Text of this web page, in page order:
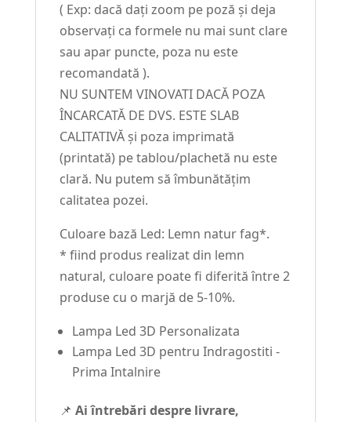
( Exp: dacă dați zoom pe poză și deja
observați ca formele nu mai sunt clare
sau apar puncte, poza nu este
recomandată ).
NU SUNTEM VINOVATI DACĂ POZA
ÎNCARCATĂ DE DVS. ESTE SLAB
CALITATIVĂ și poza imprimată
(printată) pe tablou/plachetă nu este
clară. Nu putem să îmbunătățim
calitatea pozei.
Culoare bază Led: Lemn natur fag*.
* fiind produs realizat din lemn
natural, culoare poate fi diferită între 2
produse cu o marjă de 5-10%.
Lampa Led 3D Personalizata
Lampa Led 3D pentru Indragostiti -
Prima Intalnire
📌 Ai întrebări despre livrare,